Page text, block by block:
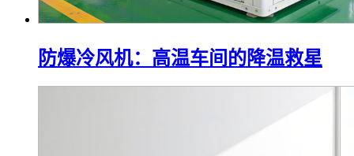
防爆冷风机：高温车间的降温救星